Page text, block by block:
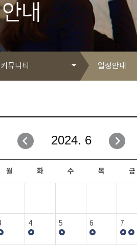
내
커뮤니티
업성공지원과
창업지원·교육센터
장실습/IPP사업단
뮤니티
일정안내
자유게시판
일정안내
보도자료
행사갤러리
2024. 6
월 화 수 목 금
4 5 6 7